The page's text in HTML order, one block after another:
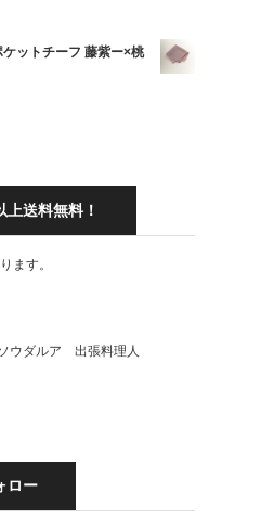
ットチーフ 藤紫ー×桃
上送料無料！
ます。
ウダルア 出張料理人
ロー